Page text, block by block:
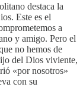
destaca la
Este es el
a
y amigo. Pero el
no hemos de
del Dios viviente,
«por nosotros»
con su